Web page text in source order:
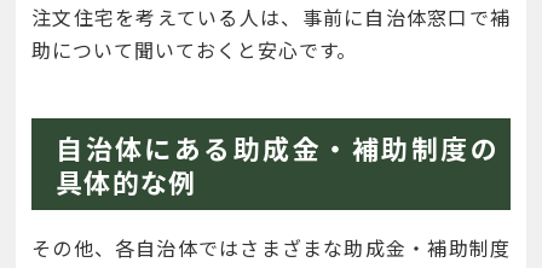
注文住宅を考えている人は、事前に自治体窓口で補
助について聞いておくと安心です。
自治体にある助成金・補助制度の
具体的な例
その他、各自治体ではさまざまな助成金・補助制度